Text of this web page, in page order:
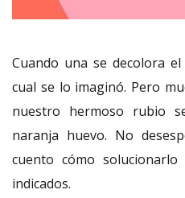
Cuando una se decolora
cual se lo imaginó. Pero
nuestro hermoso rubio
naranja huevo. No
cuento cómo
indicados.